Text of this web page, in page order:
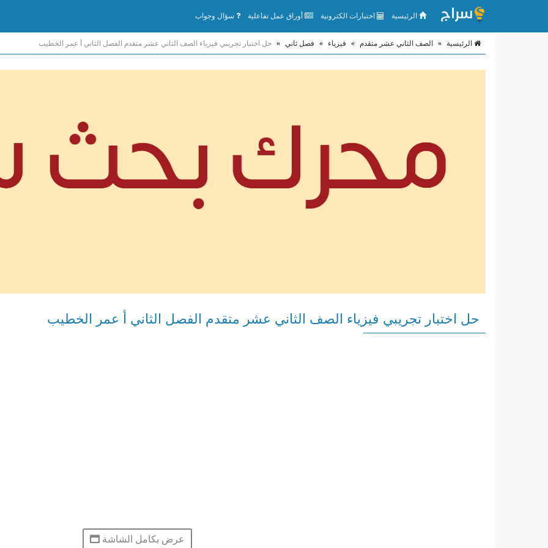
الرئيسية اختبارات الكترونية أوراق عمل تفاعلية سؤال وجواب
الرئيسية » الصف الثاني عشر متقدم » فيزياء » فصل ثاني » حل اختبار تجريبي فيزياء الصف الثاني عشر متقدم الفصل الثاني أ عمر الخطيب
حل اختبار تجريبي فيزياء الصف الثاني عشر متقدم الفصل الثاني أ عمر الخطيب
عرض بكامل الشاشة